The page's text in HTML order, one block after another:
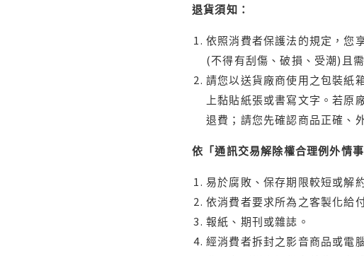
退貨須知：
依照消費者保護法的規定，您
(不得有刮傷、破損、受潮)且
請您以送貨廠商使用之包裝紙
上黏貼紙張或書寫文字。若
退費；請您先確認商品正確、
依「通訊交易解除權合理例外情
易於腐敗、保存期限較短或解
依消費者要求所為之客製化給
報紙、期刊或雜誌。
經消費者拆封之影音商品或電